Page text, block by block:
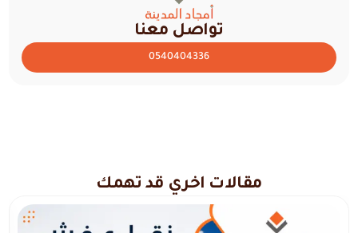
تواصل معنا
0540404336
مقالات اخري قد تهمك